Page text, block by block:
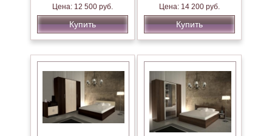
Цена: 12 500 руб.
Купить
Цена: 14 200 руб.
Купить